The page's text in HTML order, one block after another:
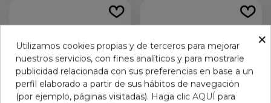
×
Utilizamos cookies propias y de terceros para mejorar
nuestros servicios, con fines analíticos y para mostrarle
publicidad relacionada con sus preferencias en base a un
perfil elaborado a partir de sus hábitos de navegación
(por ejemplo, páginas visitadas). Haga clic AQUÍ para